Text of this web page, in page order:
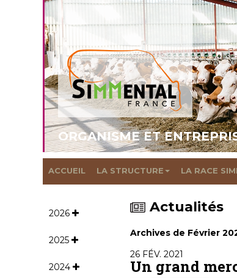
ORGANISME ET
ACCUEIL LA STRUCTURE LA RACE
2026
2025
2024
Actualités
Archives de Février
26 FÉV. 2021
Un grand